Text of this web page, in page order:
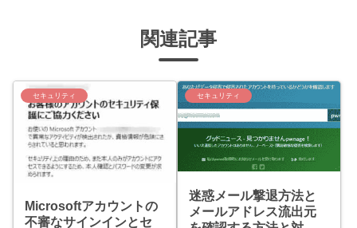
関連記事
セキュリティ
Microsoftアカウントの
不審なサインインとセ
セキュリティ
迷惑メール撃退方法と
メールアドレス流出元